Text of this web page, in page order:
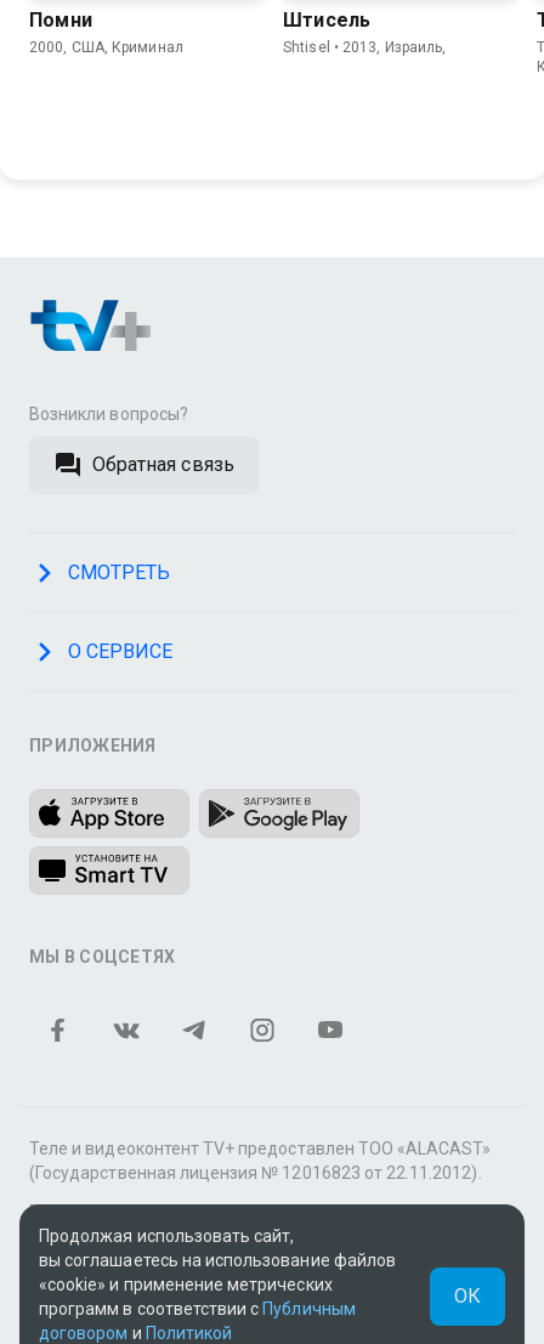
Помни
2000, США, Криминал
Штисель
Shtisel • 2013, Израиль,
Возникли вопросы?
Обратная связь
СМОТРЕТЬ
О СЕРВИСЕ
ПРИЛОЖЕНИЯ
МЫ В СОЦСЕТЯХ
Теле и видеоконтент TV+ предоставлен ТОО «ALACAST»
(Государственная лицензия № 12016823 от 22.11.2012).
В рамках услуги «Видео по подписке» для «Пакета
фильмов и сериалов tv+» контент предоставляется
онлайн-кинотеатром MEGOGO.
Поддержка: tvplus@telecom.kz
UUID: 37e6a0fe-0691-4e10-88d0-684def22212b
Продолжая использовать сайт,
вы соглашаетесь на использование файлов
«cookie» и применение метрических
программ в соответствии с Публичным
договором и Политикой
ОК